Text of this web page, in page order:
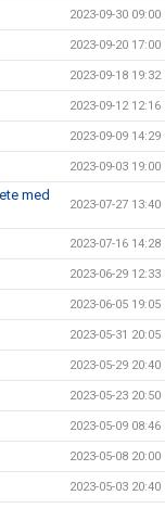
2023-09-30 09:00
2023-09-20 17:00
2023-09-18 19:32
2023-09-12 12:16
2023-09-09 14:29
2023-09-03 19:00
med
2023-07-27 13:40
2023-07-16 14:28
2023-06-29 12:33
2023-06-05 19:05
2023-05-31 20:05
2023-05-29 20:40
2023-05-23 20:50
2023-05-09 08:46
2023-05-08 20:00
2023-05-03 20:40